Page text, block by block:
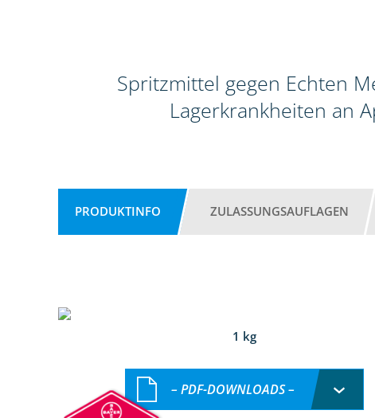
Spritzmittel gegen Echten
Lagerkrankheiten an
PRODUKTINFO ZULASSUNGSAUFLAGEN
1 kg
– PDF-DOWNLOADS –